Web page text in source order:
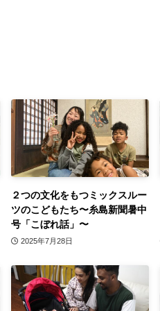
２つの文化をもつミックスルー
ツのこどもたち〜糸島新聞暑中
号「こぼれ話」〜
2025年7月28日